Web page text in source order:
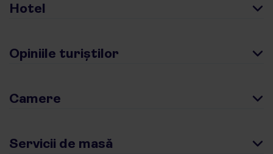
Hotel
Opiniile turiștilor
Camere
Servicii de masă